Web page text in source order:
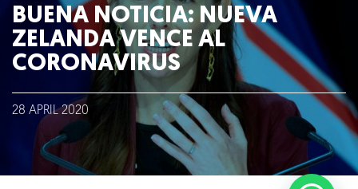
Talento
Conversemos
BUENA NOTICIA: NUEVA
ZELANDA VENCE AL
CORONAVIRUS
28 APRIL 2020